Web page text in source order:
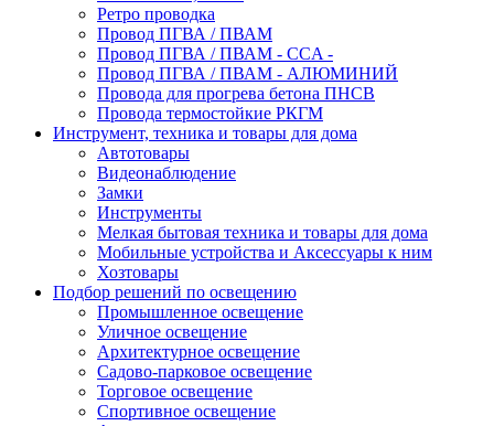
Ретро проводка
Провод ПГВА / ПВАМ
Провод ПГВА / ПВАМ - CCA -
Провод ПГВА / ПВАМ - АЛЮМИНИЙ
Провода для прогрева бетона ПНСВ
Провода термостойкие РКГМ
Инструмент, техника и товары для дома
Автотовары
Видеонаблюдение
Замки
Инструменты
Мелкая бытовая техника и товары для дома
Мобильные устройства и Аксессуары к ним
Хозтовары
Подбор решений по освещению
Промышленное освещение
Уличное освещение
Архитектурное освещение
Садово-парковое освещение
Торговое освещение
Спортивное освещение